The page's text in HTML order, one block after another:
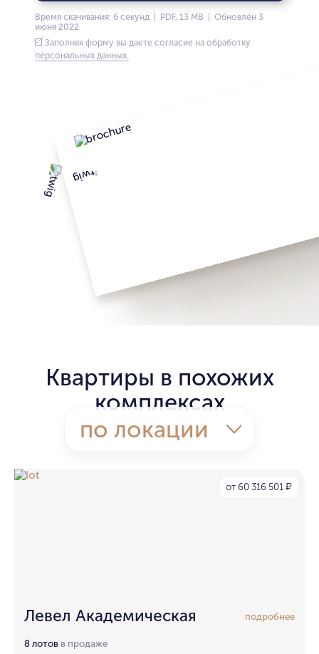
Время скачивания: 6 секунд | PDF, 13 MB | Обновлён 3
июня 2022
Заполняя форму вы даете согласие на обработку
персональных данных.
Квартиры в похожих
комплексах
по локации
от 60 316 501 ₽
Левел Академическая подробнее
8 лотов в продаже